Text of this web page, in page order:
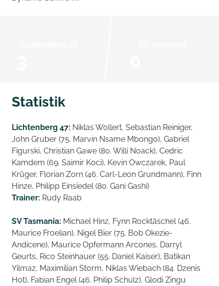
Statistik
Lichtenberg 47: Niklas Wollert, Sebastian Reiniger,
John Gruber (75. Marvin Nsame Mbongo), Gabriel
Figurski, Christian Gawe (80. Willi Noack), Cedric
Kamdem (69. Saimir Koci), Kevin Owczarek, Paul
Krüger, Florian Zorn (46. Carl-Leon Grundmann), Finn
Hinze, Philipp Einsiedel (80. Gani Gashi)
Trainer: Rudy Raab
SV Tasmania: Michael Hinz, Fynn Rocktäschel (46.
Maurice Froelian), Nigel Bier (75. Bob Okezie-
Andicene), Maurice Opfermann Arcones, Darryl
Geurts, Rico Steinhauer (55. Daniel Kaiser), Batikan
Yilmaz, Maximilian Storm, Niklas Wiebach (84. Dzenis
Hot), Fabian Engel (46. Philip Schulz), Glodi Zingu